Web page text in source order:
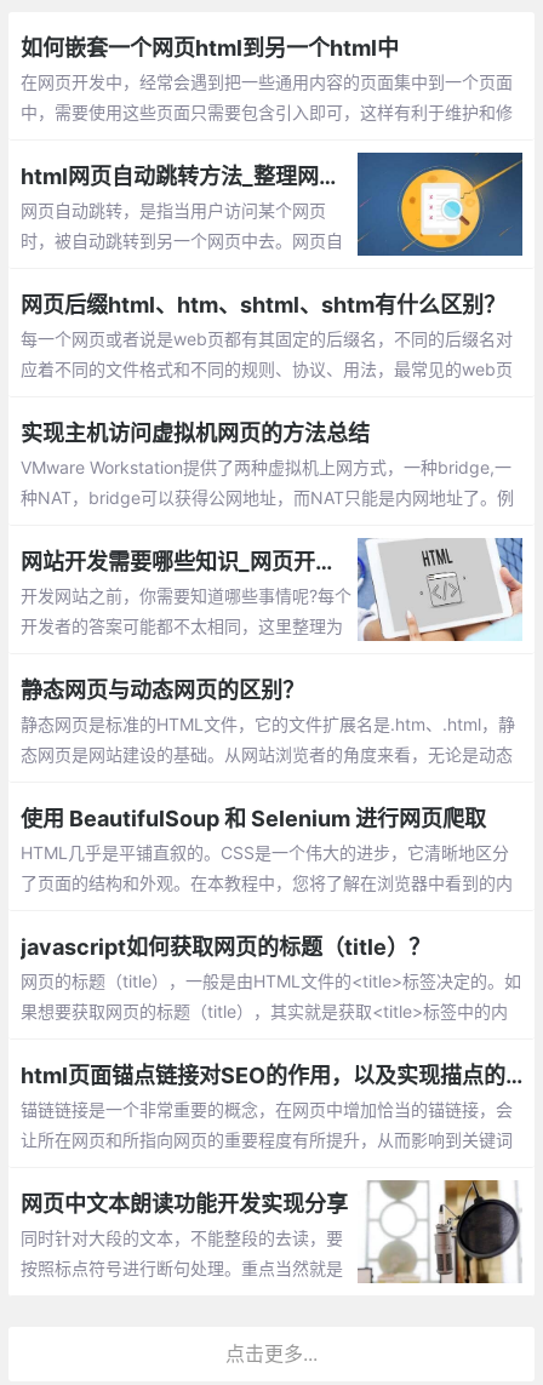
如何嵌套一个网页html到另一个html中
在网页开发中，经常会遇到把一些通用内容的页面集中到一个页面
中，需要使用这些页面只需要包含引入即可，这样有利于维护和修
件单独处理。
html网页自动跳转方法_整理网页自动跳转的5种方法
网页自动跳转，是指当用户访问某个网页
时，被自动跳转到另一个网页中去。网页自
网站里的一个或多个网页被删除后，可以使
用这种方式将用户引导到其它正常的网页中
去，从而留住用户。
网页后缀html、htm、shtml、shtm有什么区别？
每一个网页或者说是web页都有其固定的后缀名，不同的后缀名对
应着不同的文件格式和不同的规则、协议、用法，最常见的web页
今天我们来介绍一下web页的其它一些文件格式。
实现主机访问虚拟机网页的方法总结
VMware Workstation提供了两种虚拟机上网方式，一种bridge,一
种NAT，bridge可以获得公网地址，而NAT只能是内网地址了。例
映射
网站开发需要哪些知识_网页开发你需要知道的6件事
开发网站之前，你需要知道哪些事情呢?每个
开发者的答案可能都不太相同，这里整理为
(Performance)、搜索引擎优化、技术(Tech
nology)、解决bug
静态网页与动态网页的区别？
静态网页是标准的HTML文件，它的文件扩展名是.htm、.html，静
态网页是网站建设的基础。从网站浏览者的角度来看，无论是动态
开发、管理、维护的角度来看就有很大的差别。
使用 BeautifulSoup 和 Selenium 进行网页爬取
HTML几乎是平铺直叙的。CSS是一个伟大的进步，它清晰地区分
了页面的结构和外观。在本教程中，您将了解在浏览器中看到的内
javascript如何获取网页的标题（title）？
网页的标题（title），一般是由HTML文件的<title>标签决定的。如
果想要获取网页的标题（title），其实就是获取<title>标签中的内
帮助。
html页面锚点链接对SEO的作用，以及实现描点的三种方式
锚链链接是一个非常重要的概念，在网页中增加恰当的锚链接，会
让所在网页和所指向网页的重要程度有所提升，从而影响到关键词
网页中文本朗读功能开发实现分享
同时针对大段的文本，不能整段的去读，要
按照标点符号进行断句处理。重点当然就是
点击更多...